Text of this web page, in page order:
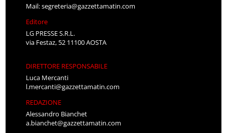
Mail:segreteria@gazzettamatin.com
Editore
LG PRESSE S.R.L.
via Festaz, 52 11100 AOSTA
DIRETTORE RESPONSABILE
Luca Mercanti
l.mercanti@gazzettamatin.com
REDAZIONE
Alessandro Bianchet
a.bianchet@gazzettamatin.com